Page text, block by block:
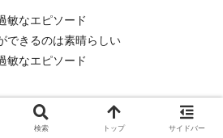
敏なエピソード
できるのは素晴らしい
敏なエピソード
検索 トップ サイドバー